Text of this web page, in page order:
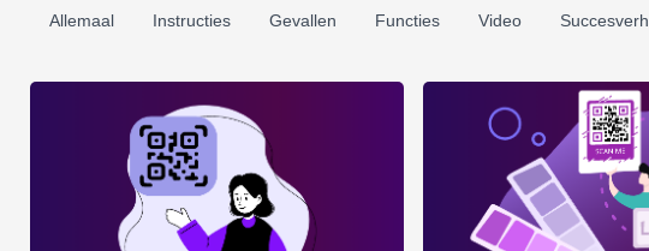
Allemaal Instructies Gevallen Functies Video